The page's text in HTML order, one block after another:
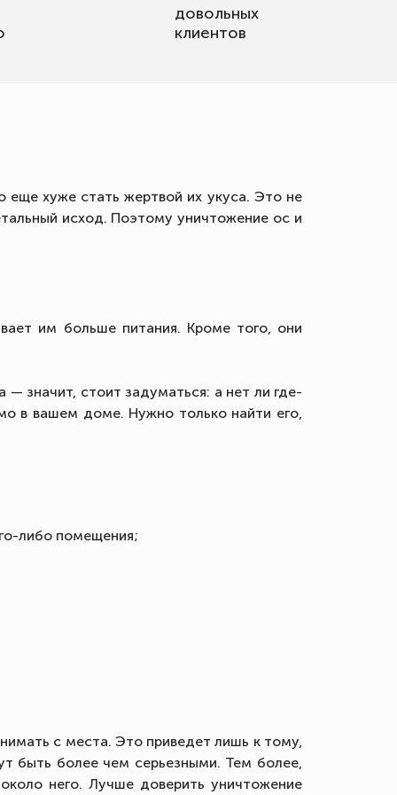
довольных
клиентов
еще хуже стать жертвой их укуса. Это не
исход. Поэтому уничтожение ос и
им больше питания. Кроме того, они
значит, стоит задуматься: а нет ли где-
в вашем доме. Нужно только найти его,
либо помещения;
с места. Это приведет лишь к тому,
быть более чем серьезными. Тем более,
него. Лучше доверить уничтожение